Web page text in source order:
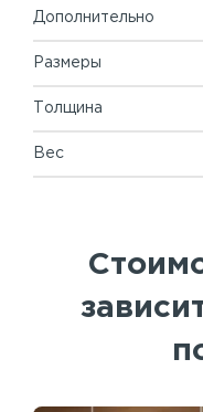
Дополнительно
Размеры
Толщина
Вес